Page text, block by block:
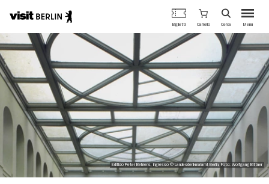
Salta
al
contenuto
principale
Portale
ufficiale
del
turismo
Berlino
Menu
Biglietti Carrello Cerca
Edificio Peter Behrens, ingresso © Landesdenkmalamt Berlin, Foto: Wolfgang Bittner